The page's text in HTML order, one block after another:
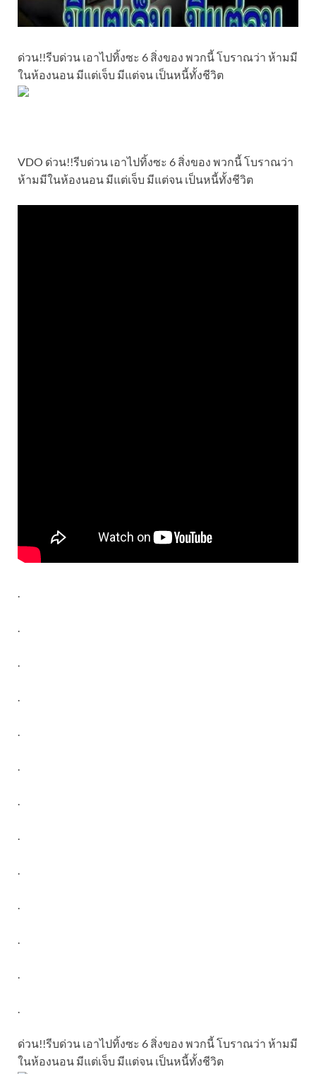
ด่วน!!รีบด่วน เอาไปทิ้งซะ 6 สิ่งของ พวกนี้ โบราณว่า ห้ามมี
ในห้องนอน มีแต่เจ็บ มีแต่จน เป็นหนี้ทั้งชีวิต
VDO ด่วน!!รีบด่วน เอาไปทิ้งซะ 6 สิ่งของ พวกนี้ โบราณว่า
ห้ามมีในห้องนอน มีแต่เจ็บ มีแต่จน เป็นหนี้ทั้งชีวิต
.
.
.
.
.
.
.
.
.
.
.
.
.
ด่วน!!รีบด่วน เอาไปทิ้งซะ 6 สิ่งของ พวกนี้ โบราณว่า ห้ามมี
ในห้องนอน มีแต่เจ็บ มีแต่จน เป็นหนี้ทั้งชีวิต